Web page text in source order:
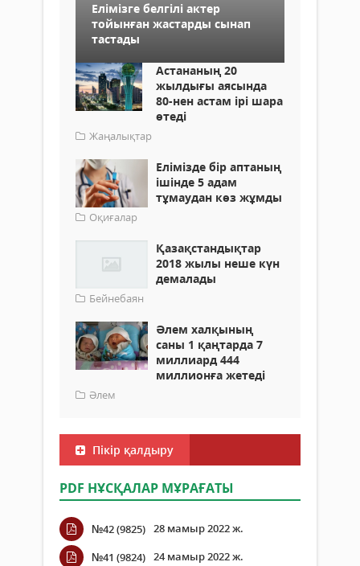
Елімізге белгілі актер
тойынған жастарды сынап
тастады
Астананың 20
жылдығы аясында
80-нен астам ірі шара
өтеді
Жаңалықтар
Елімізде бір аптаның
ішінде 5 адам
тұмаудан көз жұмды
Оқиғалар
Қазақстандықтар
2018 жылы неше күн
демалады
Бейнебаян
Әлем халқының
саны 1 қаңтарда 7
миллиард 444
миллионға жетеді
Әлем
Пікір қалдыру
PDF НҰСҚАЛАР МҰРАҒАТЫ
№42 (9825) 28 мамыр 2022 ж.
№41 (9824) 24 мамыр 2022 ж.